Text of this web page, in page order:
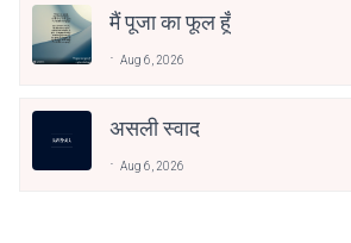
मैं पूजा का फूल हूँ
Aug 6, 2026
असली स्वाद
Aug 6, 2026